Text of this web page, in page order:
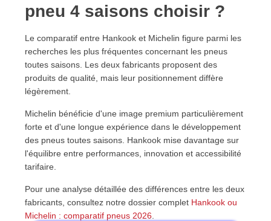
pneu 4 saisons choisir ?
Le comparatif entre Hankook et Michelin figure parmi les
recherches les plus fréquentes concernant les pneus
toutes saisons. Les deux fabricants proposent des
produits de qualité, mais leur positionnement diffère
légèrement.
Michelin bénéficie d'une image premium particulièrement
forte et d'une longue expérience dans le développement
des pneus toutes saisons. Hankook mise davantage sur
l'équilibre entre performances, innovation et accessibilité
tarifaire.
Pour une analyse détaillée des différences entre les deux
fabricants, consultez notre dossier complet Hankook ou
Michelin : comparatif pneus 2026.